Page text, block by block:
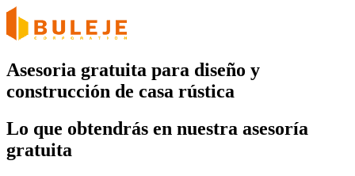
Asesoria gratuita para diseño y
construcción de casa rústica
Lo que obtendrás en nuestra asesoría
gratuita